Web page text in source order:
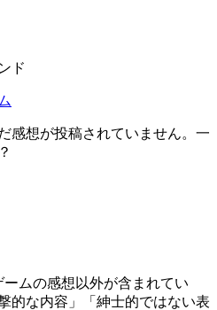
ド
感想が投稿されていません。一
ムの感想以外が含まれてい
的な内容」「紳士的ではない表